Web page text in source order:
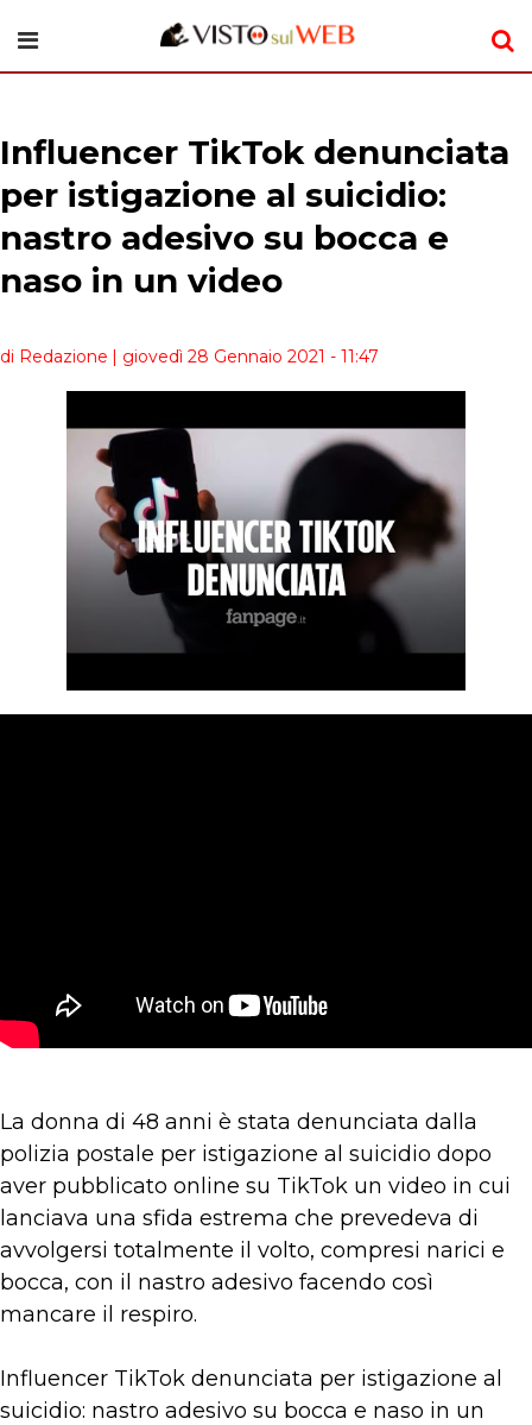
Influencer TikTok denunciata
per istigazione al suicidio:
nastro adesivo su bocca e
naso in un video
di Redazione | giovedì 28 Gennaio 2021 - 11:47
La donna di 48 anni è stata denunciata dalla
polizia postale per istigazione al suicidio dopo
aver pubblicato online su TikTok un video in cui
lanciava una sfida estrema che prevedeva di
avvolgersi totalmente il volto, compresi narici e
bocca, con il nastro adesivo facendo così
mancare il respiro.
Influencer TikTok denunciata per istigazione al
suicidio: nastro adesivo su bocca e naso in un